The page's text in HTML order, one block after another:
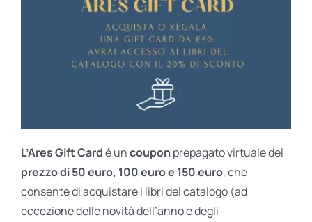
L’Ares Gift Cardè uncoupon prepagato virtuale del
prezzo di 50 euro, 100 euro e 150 euro, che
consente di acquistare i libri del catalogo (ad
eccezione delle novità dell’anno e degli